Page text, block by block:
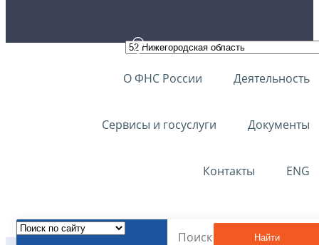
О ФНС России Деятельность
Сервисы и госуслуги Документы
Контакты ENG
Найти